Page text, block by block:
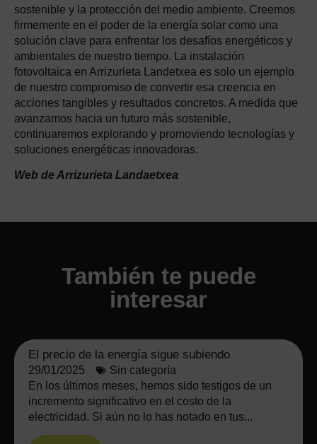
sostenible y la protección del medio ambiente. Creemos
firmemente en el poder de la energía solar como una
solución clave para enfrentar los desafíos energéticos y
ambientales de nuestro tiempo. La instalación
fotovoltaica en Arrizurieta Landetxea es solo un ejemplo
de nuestro compromiso de convertir esa creencia en
acciones tangibles y resultados concretos. A medida que
avanzamos hacia un futuro más sostenible,
continuaremos explorando y promoviendo tecnologías y
soluciones energéticas innovadoras.
Web de Arrizurieta Landaetxea
También te puede
interesar
El precio de la energía sigue subiendo
29/01/2025
Sin categoría
En los últimos meses, hemos sido testigos de un
incremento significativo en el costo de la
electricidad. Si aún no lo has notado en tus...